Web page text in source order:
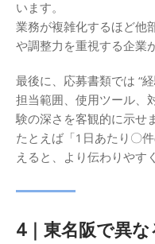
います。
業務が複雑化するほど他
や調整力を重視する企業
最後に、応募書類では “
担当範囲、使用ツール、
験の深さを客観的に示せ
たとえば「1日あたり〇
えると、より伝わりやす
4｜東名阪で異